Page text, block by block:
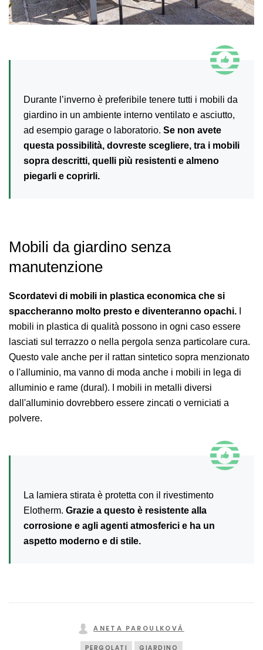
Durante l’inverno è preferibile tenere tutti i mobili da
giardino in un ambiente interno ventilato e asciutto,
ad esempio garage o laboratorio. Se non avete
questa possibilità, dovreste scegliere, tra i mobili
sopra descritti, quelli più resistenti e almeno
piegarli e coprirli.
Mobili da giardino senza
manutenzione
Scordatevi di mobili in plastica economica che si
spaccheranno molto presto e diventeranno opachi.
mobili in plastica di qualità possono in ogni caso essere
lasciati sul terrazzo o nella pergola senza particolare cura.
Questo vale anche per il rattan sintetico sopra menzionato
o l'alluminio, ma vanno di moda anche i mobili in lega di
alluminio e rame (dural). I mobili in metalli diversi
dall'alluminio dovrebbero essere zincati o verniciati a
polvere.
La lamiera stirata è protetta con il rivestimento
Elotherm. Grazie a questo è resistente alla
corrosione e agli agenti atmosferici e ha un
aspetto moderno e di stile.
ANETA PAROULKOVÁ
PERGOLATI GIARDINO